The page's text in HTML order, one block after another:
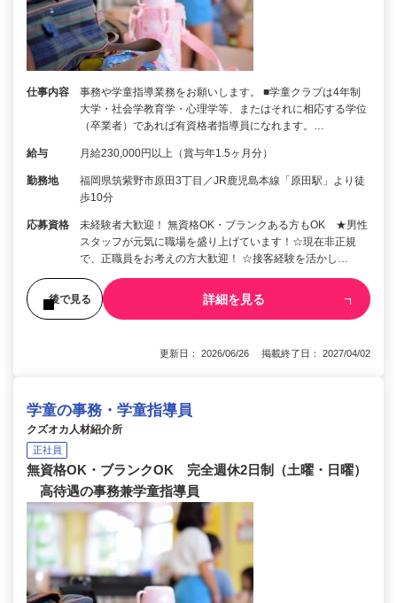
仕事内容
事務や学童指導業務をお願いします。 ■学童クラブは4年制
大学・社会学教育学・心理学等、またはそれに相応する学位
（卒業者）であれば有資格者指導員になれます。…
給与 月給230,000円以上（賞与年1.5ヶ月分）
勤務地
福岡県筑紫野市原田3丁目／JR鹿児島本線「原田駅」より徒
歩10分
応募資格
未経験者大歓迎！ 無資格OK・ブランクある方もOK ★男性
スタッフが元気に職場を盛り上げています！☆現在非正規
で、正職員をお考えの方大歓迎！ ☆接客経験を活かし…
後で見る 詳細を見る
更新日： 2026/06/26 掲載終了日： 2027/04/02
学童の事務・学童指導員
クズオカ人材紹介所
正社員
無資格OK・ブランクOK 完全週休2日制（土曜・日曜）
高待遇の事務兼学童指導員